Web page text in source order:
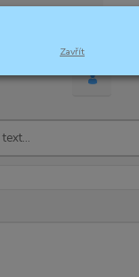
Zavřít